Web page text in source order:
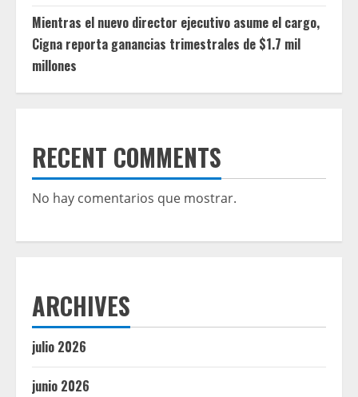
Mientras el nuevo director ejecutivo asume el cargo,
Cigna reporta ganancias trimestrales de $1.7 mil
millones
RECENT COMMENTS
No hay comentarios que mostrar.
ARCHIVES
julio 2026
junio 2026